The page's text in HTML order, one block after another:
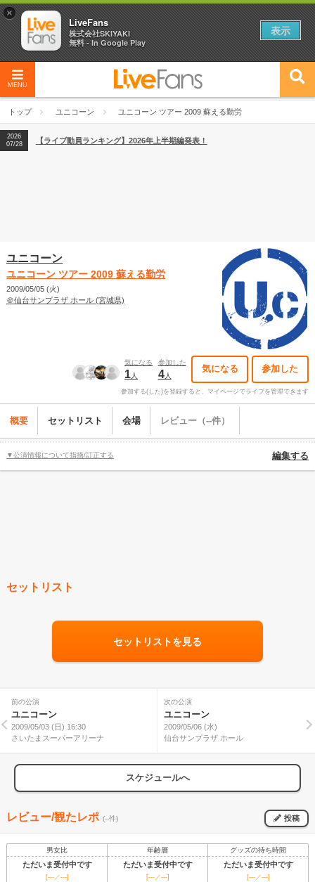
MENU
トップ ユニコーン ユニコーン ツアー 2009 蘇える勤労
04/27
【フェス特集2026】フェス情報はここから！
2026
07/28
2026
【フェス特集2026】フェス情報はここから！
2026
07/28
【ライブ動員ランキング】2026年上半期編発表！
ユニコーン
ユニコーン ツアー 2009 蘇える勤労
2009/05/05 (火)
＠仙台サンプラザ ホール (宮城県)
気になる
1人
参加した
4人
気になる 参加した
参加する(した)を登録すると、マイページでライブを管理できます
概要 セットリスト 会場 レビュー（--件）
▼公演情報について指摘/訂正する 編集する
セットリスト
セットリストを見る
前の公演
ユニコーン
2009/05/03 (日) 16:30
さいたまスーパーアリーナ
次の公演
ユニコーン
2009/05/06 (水)
仙台サンプラザ ホール
スケジュールへ
レビュー/観たレポ (--件) 投稿
男女比 年齢層 グッズの待ち時間
ただいま受付中です ただいま受付中です ただいま受付中です
[---／---] [---／---] [---／---]
×
LiveFans
株式会社SKIYAKI
無料 - In Google Play
表示